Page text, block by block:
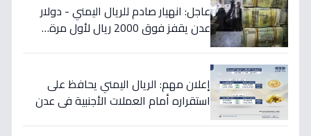
عاجل: انهيار صادم للريال اليمني - دولار
عدن يقفز فوق 2000 ريال لأول مرة…
إعلان مهم: الريال اليمني يحافظ على
استقراره أمام العملات الأجنبية في عدن